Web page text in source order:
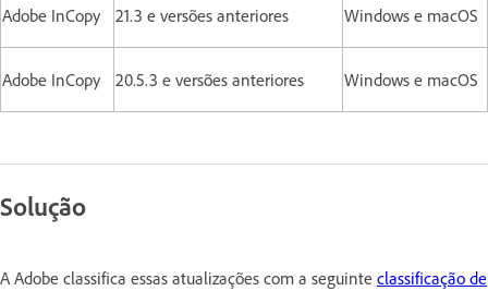
Adobe InCopy 21.3 e versões anteriores Windows e macOS
Adobe InCopy 20.5.3 e versões anteriores Windows e macOS
Solução
A Adobe classifica essas atualizações com a seguinte classificação de